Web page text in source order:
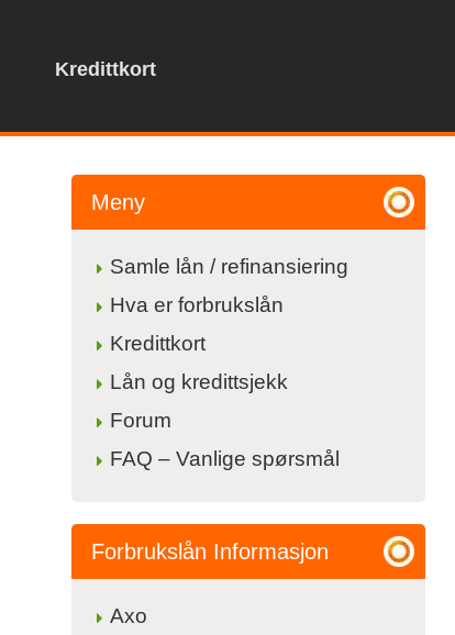
Kredittkort
Meny
Samle lån / refinansiering
Hva er forbrukslån
Kredittkort
Lån og kredittsjekk
Forum
FAQ – Vanlige spørsmål
Forbrukslån Informasjon
Axo